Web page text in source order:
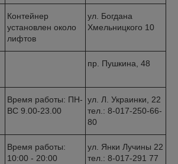
Контейнер
установлен около
лифтов
ул. Богдана
Хмельницкого 10
пр. Пушкина, 48
Время работы: ПН-
ВС 9.00-23.00
ул. Л. Украинки, 22
тел.: 8-017-250-66-
80
Время работы:
10:00 - 20:00
ул. Янки Лучины 22
тел.: 8-017-291 77